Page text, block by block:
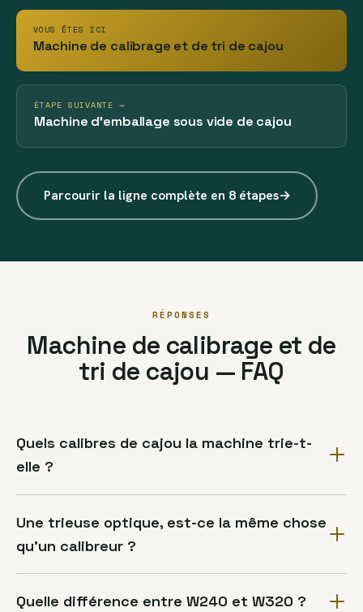
VOUS ÊTES ICI
Machine de calibrage et de tri de cajou
ÉTAPE SUIVANTE →
Machine d’emballage sous vide de cajou
Parcourir la ligne complète en 8 étapes→
RÉPONSES
Machine de calibrage et de
tri de cajou — FAQ
Quels calibres de cajou la machine trie-t-
elle ?
Une trieuse optique, est-ce la même chose
qu’un calibreur ?
Quelle différence entre W240 et W320 ?